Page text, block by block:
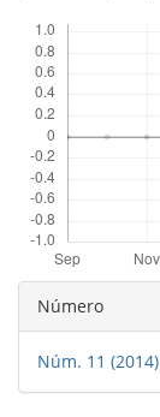
Detalles
del
artículo
Número
Núm. 11 (2014)